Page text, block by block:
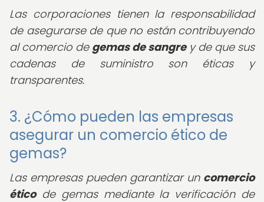
Las corporaciones tienen la responsabilidad
de asegurarse de que no están contribuyendo
al comercio de gemas de sangrey de que sus
cadenas de suministro son éticas y
transparentes.
3. ¿Cómo pueden las empresas
asegurar un comercio ético de
gemas?
Las empresas pueden garantizar un comercio
éticode gemas mediante la verificación de